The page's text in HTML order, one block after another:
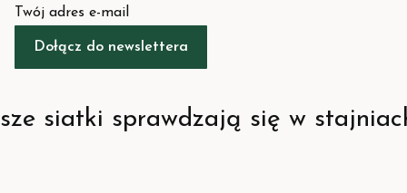
Twój adres e-mail
Dołącz do newslettera
siatki sprawdzają się w